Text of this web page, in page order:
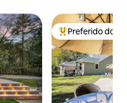
Entre os
Preferido dos